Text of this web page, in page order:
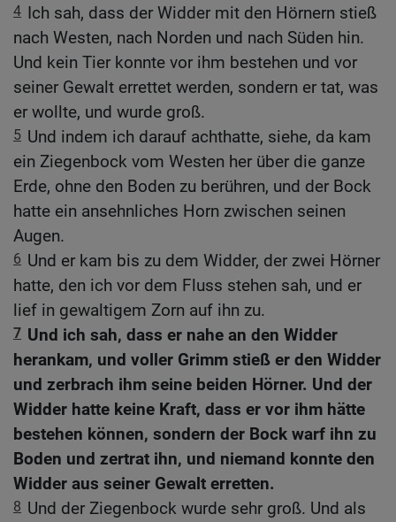
4 Ich sah, dass der Widder mit den Hörnern stieß
nach Westen, nach Norden und nach Süden hin.
Und kein Tier konnte vor ihm bestehen und vor
seiner Gewalt errettet werden, sondern er tat, was
er wollte, und wurde groß.
5 Und indem ich darauf achthatte, siehe, da kam
ein Ziegenbock vom Westen her über die ganze
Erde, ohne den Boden zu berühren, und der Bock
hatte ein ansehnliches Horn zwischen seinen
Augen.
6 Und er kam bis zu dem Widder, der zwei Hörner
hatte, den ich vor dem Fluss stehen sah, und er
lief in gewaltigem Zorn auf ihn zu.
7 Und ich sah, dass er nahe an den Widder
herankam, und voller Grimm stieß er den Widder
und zerbrach ihm seine beiden Hörner. Und der
Widder hatte keine Kraft, dass er vor ihm hätte
bestehen können, sondern der Bock warf ihn zu
Boden und zertrat ihn, und niemand konnte den
Widder aus seiner Gewalt erretten.
8 Und der Ziegenbock wurde sehr groß. Und als